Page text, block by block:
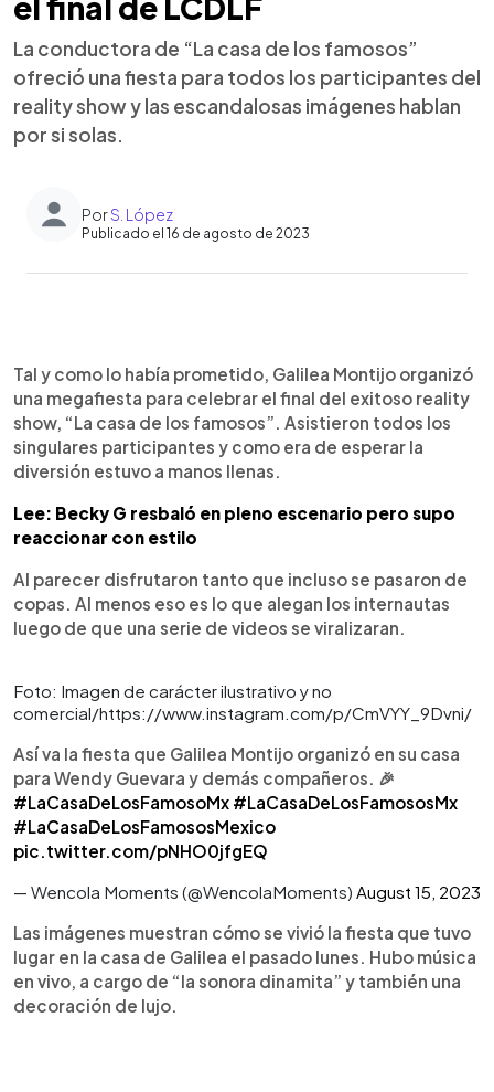
La conductora de “La casa de los famosos”
ofreció una fiesta para todos los participantes del
reality show y las escandalosas imágenes hablan
por si solas.
PorS. López
Publicado el 16 de agosto de 2023
Escuchar artículo
Tal y como lo había prometido, Galilea Montijo organizó
una megafiesta para celebrar el final del exitoso reality
show, “La casa de los famosos”. Asistieron todos los
singulares participantes y como era de esperar la
diversión estuvo a manos llenas.
Lee: Becky G resbaló en pleno escenario pero supo
reaccionar con estilo
Al parecer disfrutaron tanto que incluso se pasaron de
copas. Al menos eso es lo que alegan los internautas
luego de que una serie de videos se viralizaran.
Foto: Imagen de carácter ilustrativo y no
comercial/https://www.instagram.com/p/CmVYY_9Dvni/
Así va la fiesta que Galilea Montijo organizó en su casa
para Wendy Guevara y demás compañeros. 🎉
#LaCasaDeLosFamosoMx #LaCasaDeLosFamososMx
#LaCasaDeLosFamososMexico
pic.twitter.com/pNHO0jfgEQ
— Wencola Moments (@WencolaMoments) August 15, 2023
Las imágenes muestran cómo se vivió la fiesta que tuvo
lugar en la casa de Galilea el pasado lunes. Hubo música
en vivo, a cargo de “la sonora dinamita” y también una
decoración de lujo.